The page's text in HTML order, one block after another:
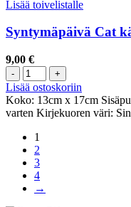
Lisää toivelistalle
Syntymäpäivä Cat
9,00 €
Lisää ostoskoriin
Koko: 13cm x 17cm
varten Kirjekuoren väri:
1
2
3
4
→